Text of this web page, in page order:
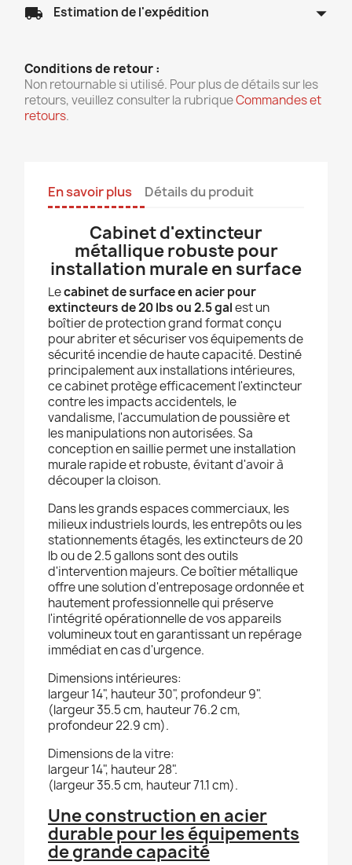
local_shipping Estimation de l'expédition arrow_drop_down
Conditions de retour :
Non retournable si utilisé. Pour plus de détails sur les
retours, veuillez consulter la rubriqueCommandes et
retours.
En savoir plus Détails du produit
Cabinet d'extincteur
métallique robuste pour
installation murale en surface
Lecabinet de surface en acier pour
extincteurs de 20 lbs ou 2.5 galest un
boîtier de protection grand format conçu
pour abriter et sécuriser vos équipements de
sécurité incendie de haute capacité. Destiné
principalement aux installations intérieures,
ce cabinet protège efficacement l'extincteur
contre les impacts accidentels, le
vandalisme, l'accumulation de poussière et
les manipulations non autorisées. Sa
conception en saillie permet une installation
murale rapide et robuste, évitant d'avoir à
découper la cloison.
Dans les grands espaces commerciaux, les
milieux industriels lourds, les entrepôts ou les
stationnements étagés, les extincteurs de 20
lb ou de 2.5 gallons sont des outils
d'intervention majeurs. Ce boîtier métallique
offre une solution d'entreposage ordonnée et
hautement professionnelle qui préserve
l'intégrité opérationnelle de vos appareils
volumineux tout en garantissant un repérage
immédiat en cas d'urgence.
Dimensions intérieures:
largeur 14", hauteur 30", profondeur 9".
(largeur 35.5 cm, hauteur 76.2 cm,
profondeur 22.9 cm).
Dimensions de la vitre:
largeur 14", hauteur 28".
(largeur 35.5 cm, hauteur 71.1 cm).
Une construction en acier
durable pour les équipements
de grande capacité